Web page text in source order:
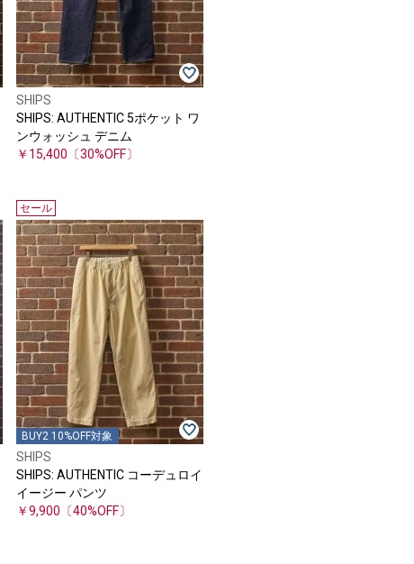
SHIPS
SHIPS: AUTHENTIC 5ポケット ワ
ンウォッシュ デニム
￥15,400 〔30%OFF〕
セール
BUY2 10%OFF対象
SHIPS
SHIPS: AUTHENTIC コーデュロイ
イージー パンツ
￥9,900 〔40%OFF〕